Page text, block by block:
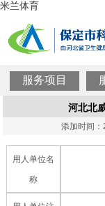
米兰体育
服务项目
河北北
添加时间
用人单位名
称